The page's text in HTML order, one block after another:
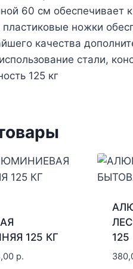
60 см обеспечивает
ножки
качества
стали,
125 кг
125 КГ
р.
125